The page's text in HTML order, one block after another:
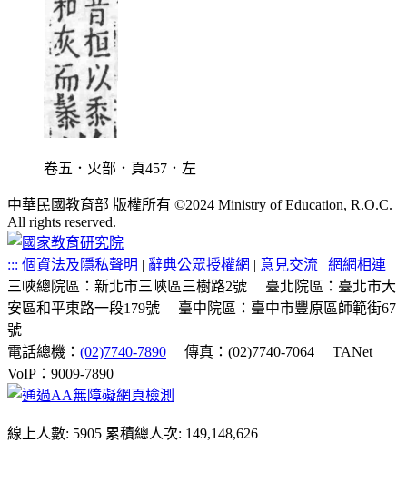
卷五．火部．頁457．左
中華民國教育部 版權所有 ©2024 Ministry of Education, R.O.C.
All rights reserved.
::: 個資法及隱私聲明 | 辭典公眾授權網 | 意見交流 | 網網相連
三峽總院區：新北市三峽區三樹路2號
臺北院區：臺北市大
安區和平東路一段179號
臺中院區：臺中市豐原區師範街67
號
電話總機： (02)7740-7890 傳真：(02)7740-7064
TANet
VoIP：9009-7890
線上人數: 5905 累積總人次: 149,148,626